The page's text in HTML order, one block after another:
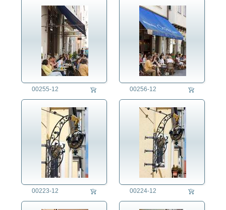
00255-12 00256-12
00223-12 00224-12